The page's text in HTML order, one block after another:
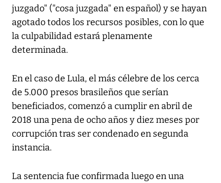
juzgado" ("cosa juzgada" en español) y se hayan
agotado todos los recursos posibles, con lo que
la culpabilidad estará plenamente
determinada.
En el caso de Lula, el más célebre de los cerca
de 5.000 presos brasileños que serían
beneficiados, comenzó a cumplir en abril de
2018 una pena de ocho años y diez meses por
corrupción tras ser condenado en segunda
instancia.
La sentencia fue confirmada luego en una